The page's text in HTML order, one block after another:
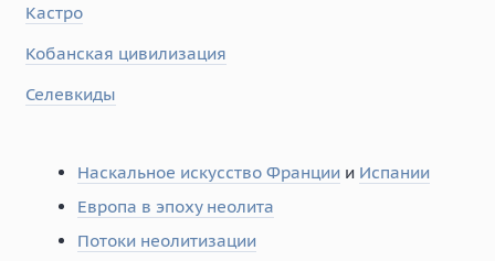
Кастро
Кобанская цивилизация
Селевкиды
Наскальное искусство Франции и Испании
Европа в эпоху неолита
Потоки неолитизации